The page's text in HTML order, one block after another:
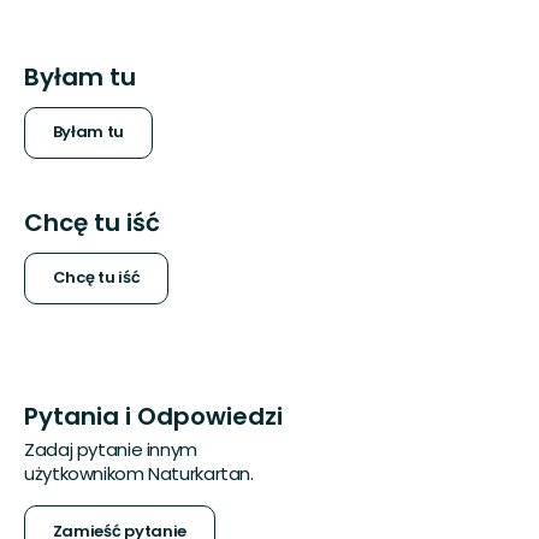
Byłam tu
Byłam tu
Chcę tu iść
Chcę tu iść
Pytania i Odpowiedzi
Zadaj pytanie innym
użytkownikom Naturkartan.
Zamieść pytanie